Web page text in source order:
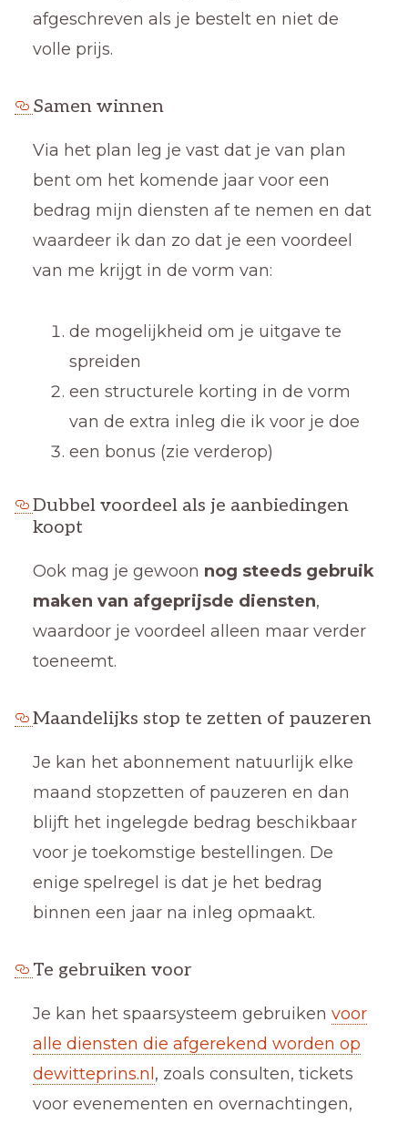
afgeschreven als je bestelt en niet de
volle prijs.
Samen winnen
Via het plan leg je vast dat je van plan
bent om het komende jaar voor een
bedrag mijn diensten af te nemen en dat
waardeer ik dan zo dat je een voordeel
van me krijgt in de vorm van:
de mogelijkheid om je uitgave te
spreiden
een structurele korting in de vorm
van de extra inleg die ik voor je doe
een bonus (zie verderop)
Dubbel voordeel als je aanbiedingen
koopt
Ook mag je gewoon nog steeds gebruik
maken van afgeprijsde diensten,
waardoor je voordeel alleen maar verder
toeneemt.
Maandelijks stop te zetten of pauzeren
Je kan het abonnement natuurlijk elke
maand stopzetten of pauzeren en dan
blijft het ingelegde bedrag beschikbaar
voor je toekomstige bestellingen. De
enige spelregel is dat je het bedrag
binnen een jaar na inleg opmaakt.
Te gebruiken voor
Je kan het spaarsysteem gebruiken voor
alle diensten die afgerekend worden op
dewitteprins.nl, zoals consulten, tickets
voor evenementen en overnachtingen,